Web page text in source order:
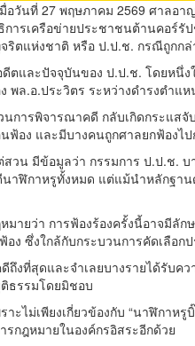
อวันที่ 27 พฤษภาคม 2569 ศาลอ
ารเครือข่ายประชาชนต้านคอร์
ริตแห่งชาติ หรือ ป.ป.ช. กรณีถูกก
ตและปัจจุบันของ ป.ป.ช. โดยหนึ่
พล.อ.ประวิตร ระหว่างดำรงตำแ
นการพิจารณาคดี กลับเกิดกระแ
ฟ้อง และมีบางคนถูกศาลยกฟ้องไ
วน มีข้อมูลว่า กรรมการ ป.ป.ช.
าฬิกาหรูทั้งหมด แต่แม้นำหลักฐา
มายว่า การฟ้องร้องครั้งนี้อาจมีลั
อง ซึ่งใกล้กับกระบวนการคัดเลือ
ถึงที่สุดและจำเลยบางรายได้รับ
ธรรมโดยมิชอบ
ะไม่เพียงเกี่ยวข้องกับ “นาฬิกาห
กฎหมายในองค์กรอิสระอีกด้วย